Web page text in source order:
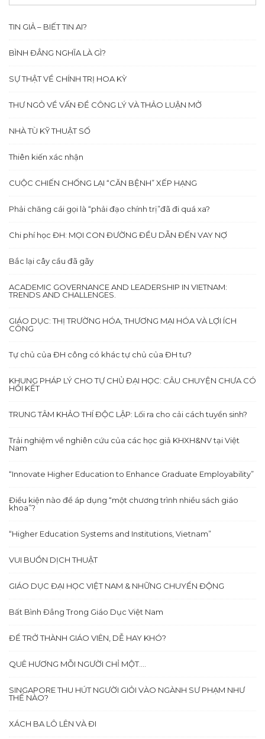
TIN GIẢ – BIẾT TIN AI?
BÌNH ĐẲNG NGHĨA LÀ GÌ?
SỰ THẬT VỀ CHÍNH TRỊ HOA KỲ
THƯ NGỎ VỀ VẤN ĐỀ CÔNG LÝ VÀ THẢO LUẬN MỞ
NHÀ TÙ KỸ THUẬT SỐ
Thiên kiến xác nhận
CUỘC CHIẾN CHỐNG LẠI “CĂN BỆNH” XẾP HẠNG
Phải chăng cái gọi là “phải đạo chính trị”đã đi quá xa?
Chi phí học ĐH: MỌI CON ĐƯỜNG ĐỀU DẪN ĐẾN VAY NỢ
Bắc lại cây cầu đã gãy
ACADEMIC GOVERNANCE AND LEADERSHIP IN VIETNAM:
TRENDS AND CHALLENGES.
GIÁO DỤC: THỊ TRƯỜNG HÓA, THƯƠNG MẠI HÓA VÀ LỢI ÍCH
CÔNG
Tự chủ của ĐH công có khác tự chủ của ĐH tư?
KHUNG PHÁP LÝ CHO TỰ CHỦ ĐẠI HỌC: CÂU CHUYỆN CHƯA CÓ
HỒI KẾT
TRUNG TÂM KHẢO THÍ ĐỘC LẬP: Lối ra cho cải cách tuyển sinh?
Trải nghiệm về nghiên cứu của các học giả KHXH&NV tại Việt
Nam
“Innovate Higher Education to Enhance Graduate Employability”
Điều kiện nào để áp dụng “một chương trình nhiều sách giáo
khoa”?
“Higher Education Systems and Institutions, Vietnam”
VUI BUỒN DỊCH THUẬT
GIÁO DỤC ĐẠI HỌC VIỆT NAM & NHỮNG CHUYỂN ĐỘNG
Bất Bình Đẳng Trong Giáo Dục Việt Nam
ĐỂ TRỞ THÀNH GIÁO VIÊN, DỄ HAY KHÓ?
QUÊ HƯƠNG MỖI NGƯỜI CHỈ MỘT….
SINGAPORE THU HÚT NGƯỜI GIỎI VÀO NGÀNH SƯ PHẠM NHƯ
THẾ NÀO?
XÁCH BA LÔ LÊN VÀ ĐI